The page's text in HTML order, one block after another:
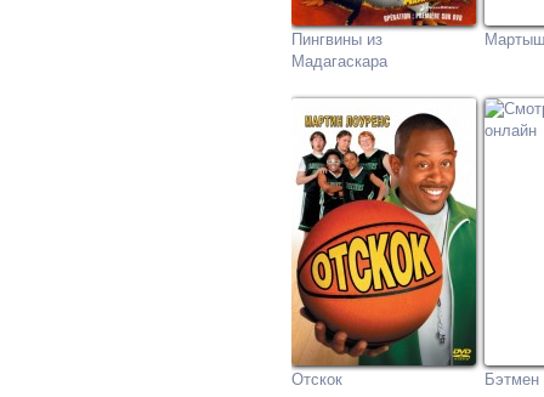
Пингвины из
Мадагаскара
Отскок Бэтмен